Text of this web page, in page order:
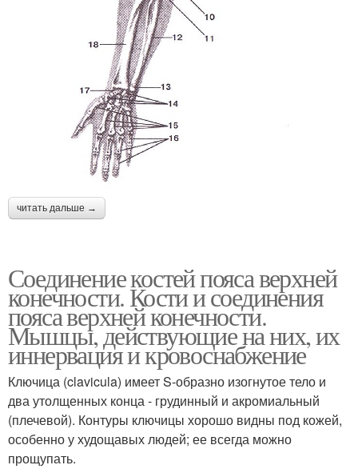
читать дальше →
Соединение костей пояса верхней
конечности. Кости и соединения
пояса верхней конечности.
Мышцы, действующие на них, их
иннервация и кровоснабжение
Ключица (clavicula) имеет S-образно изогнутое тело и
два утолщенных конца - грудинный и акромиальный
(плечевой). Контуры ключицы хорошо видны под кожей,
особенно у худощавых людей; ее всегда можно
прощупать.